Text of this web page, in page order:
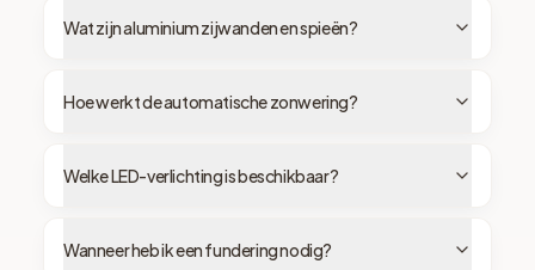
Wat zijn aluminium zijwanden en spieën?
Hoe werkt de automatische zonwering?
Welke LED-verlichting is beschikbaar?
Wanneer heb ik een fundering nodig?